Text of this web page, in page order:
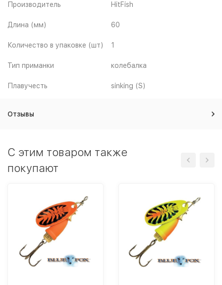
Производитель HitFish
Длина (мм) 60
Количество в упаковке (шт) 1
Тип приманки колебалка
Плавучесть sinking (S)
Отзывы
C этим товаром также
покупают